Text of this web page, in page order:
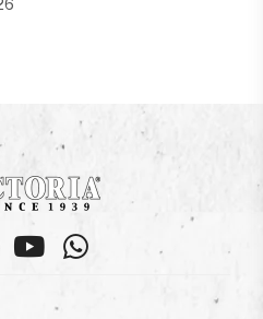
YouTubeWhatsapp